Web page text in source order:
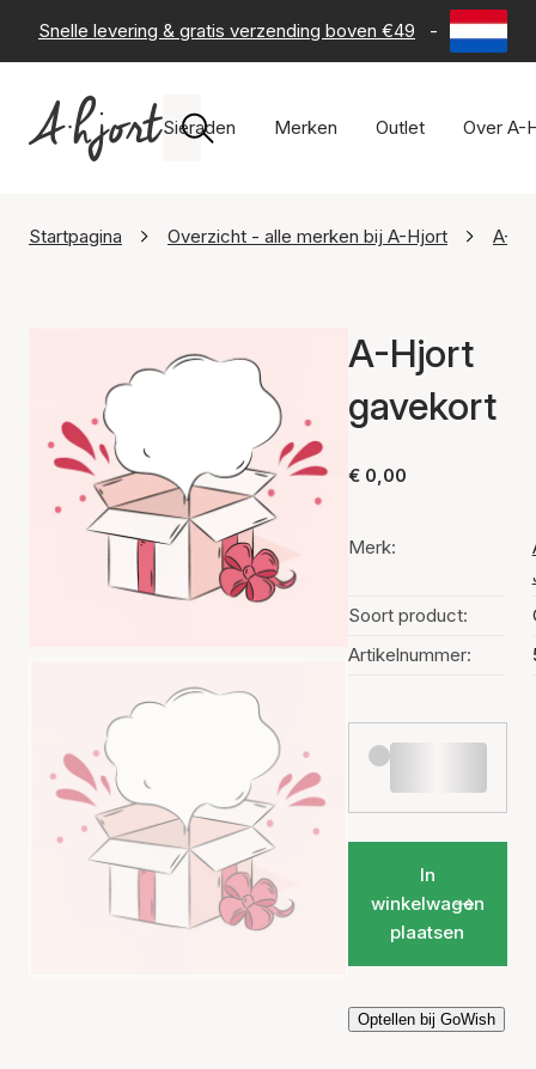
Snelle levering & gratis verzending boven €49 - 60 dagen
Sieraden Merken Outlet Over A-
Startpagina Overzicht - alle merken bij A-Hjort A-
A-Hjort
gavekort
€ 0,00
Merk:
Soort product:
Artikelnummer:
In
winkelwagen
plaatsen
Optellen bij GoWish